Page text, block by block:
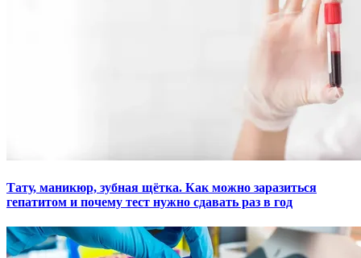
Тату, маникюр, зубная щётка. Как можно заразиться
гепатитом и почему тест нужно сдавать раз в год